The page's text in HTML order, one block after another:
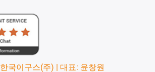
한국이구스(주) | 대표: 윤창원